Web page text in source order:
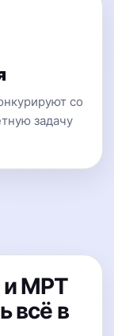
со
задачу
и МРТ
всё в